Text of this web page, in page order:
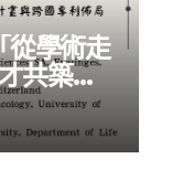
從學術走
共築的